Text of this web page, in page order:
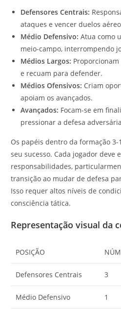
Defensores Centrais:
ataques e vencer duelos
Médio Defensivo: Atua como
meio-campo, interrompendo
Médios Largos:
e recuam para defender.
Médios Ofensivos: Criam
apoiam os avançados.
Avançados: Focam-se em
pressionar a defesa
Os papéis dentro da formação
seu sucesso. Cada jogador deve
responsabilidades,
transição ao mudar de defesa
Isso requer altos níveis de
consciência tática.
Representação visual da
POSIÇÃO
Defensores Centrais 3
Médio Defensivo 1